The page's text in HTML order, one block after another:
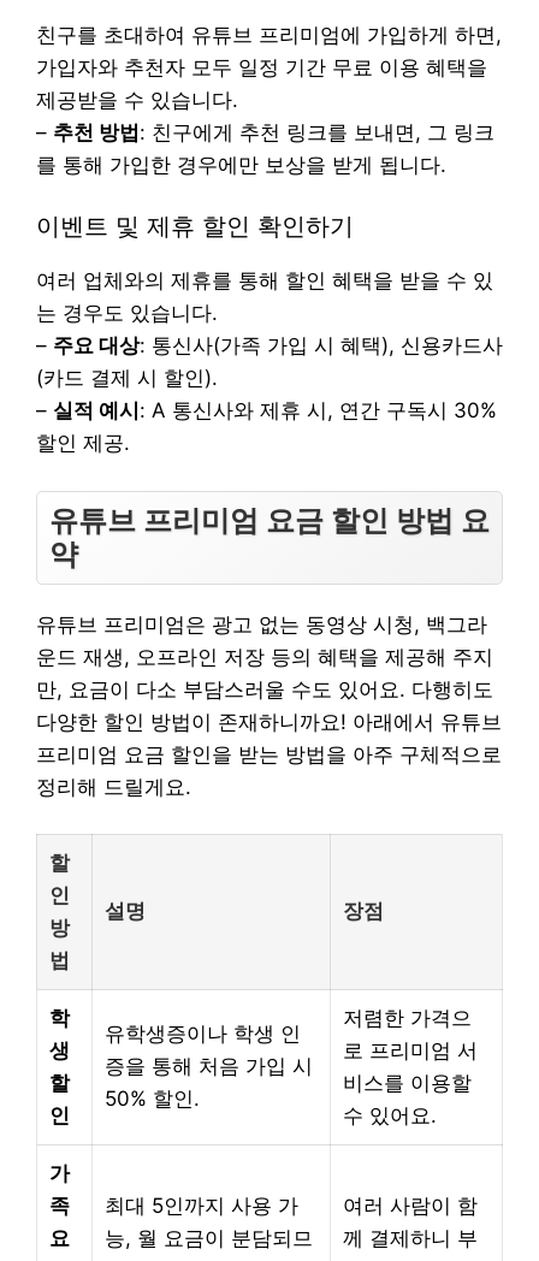
친구를 초대하여 유튜브 프리미엄에 가입하게 하면,
가입자와 추천자 모두 일정 기간 무료 이용 혜택을
제공받을 수 있습니다.
– 추천 방법: 친구에게 추천 링크를 보내면, 그 링크
를 통해 가입한 경우에만 보상을 받게 됩니다.
이벤트 및 제휴 할인 확인하기
여러 업체와의 제휴를 통해 할인 혜택을 받을 수 있
는 경우도 있습니다.
– 주요 대상: 통신사(가족 가입 시 혜택), 신용카드사
(카드 결제 시 할인).
– 실적 예시 : A 통신사와 제휴 시, 연간 구독시 30%
할인 제공.
유튜브 프리미엄 요금 할인 방법 요
약
유튜브 프리미엄은 광고 없는 동영상 시청, 백그라
운드 재생, 오프라인 저장 등의 혜택을 제공해 주지
만, 요금이 다소 부담스러울 수도 있어요. 다행히도
다양한 할인 방법이 존재하니까요! 아래에서 유튜브
프리미엄 요금 할인을 받는 방법을 아주 구체적으로
정리해 드릴게요.
할
인
방
법
설명 장점
학
생
할
인
유학생증이나 학생 인
증을 통해 처음 가입 시
50% 할인.
저렴한 가격으
로 프리미엄 서
비스를 이용할
수 있어요.
가
족
요
최대 5인까지 사용 가
능, 월 요금이 분담되므
여러 사람이 함
께 결제하니 부